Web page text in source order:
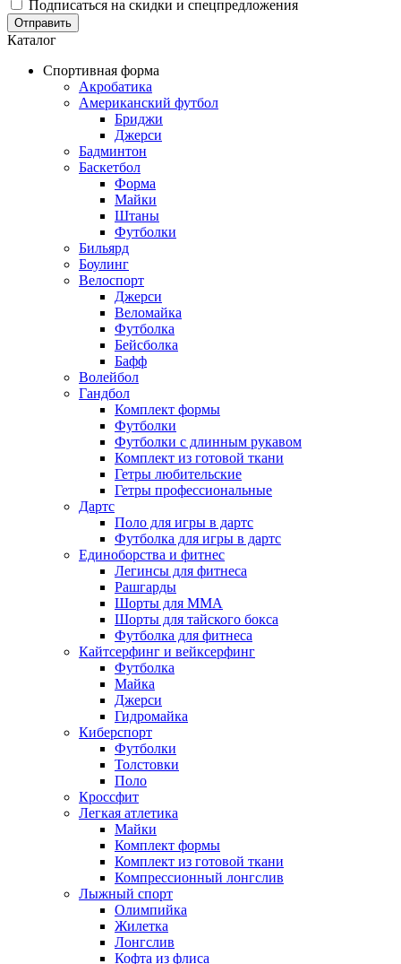
Подписаться на скидки и спецпредложения
Отправить
Каталог
Спортивная форма
Акробатика
Американский футбол
Бриджи
Джерси
Бадминтон
Баскетбол
Форма
Майки
Штаны
Футболки
Бильярд
Боулинг
Велоспорт
Джерси
Веломайка
Футболка
Бейсболка
Бафф
Волейбол
Гандбол
Комплект формы
Футболки
Футболки с длинным рукавом
Комплект из готовой ткани
Гетры любительские
Гетры профессиональные
Дартс
Поло для игры в дартс
Футболка для игры в дартс
Единоборства и фитнес
Легинсы для фитнеса
Рашгарды
Шорты для MMA
Шорты для тайского бокса
Футболка для фитнеса
Кайтсерфинг и вейксерфинг
Футболка
Майка
Джерси
Гидромайка
Киберспорт
Футболки
Толстовки
Поло
Кроссфит
Легкая атлетика
Майки
Комплект формы
Комплект из готовой ткани
Компрессионный лонгслив
Лыжный спорт
Олимпийка
Жилетка
Лонгслив
Кофта из флиса